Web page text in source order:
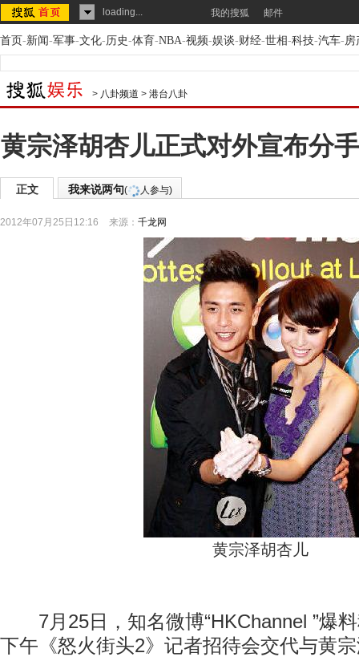
loading... 我的搜狐 邮件
首页-新闻-军事-文化-历史-体育-NBA-视频-娱谈-财经-世相-科技-汽车-房
> 八卦频道 > 港台八卦
黄宗泽胡杏儿正式对外宣布分
正文 我来说两句( 人参与)
2012年07月25日12:16 来源： 千龙网
黄宗泽胡杏儿
7月25日，知名微博“HKChannel ”爆
下午《怒火街头2》记者招待会交代与黄